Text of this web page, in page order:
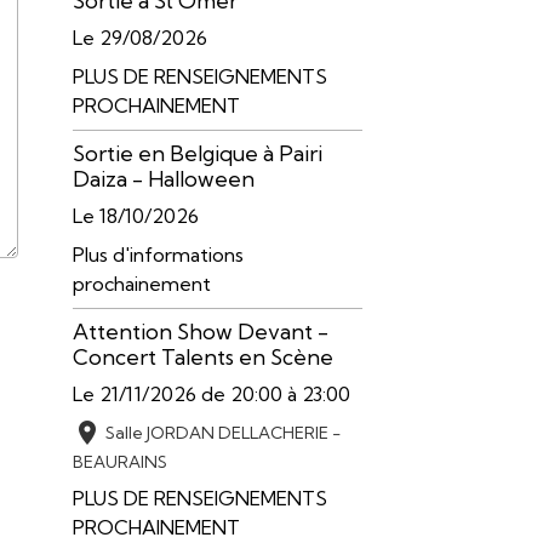
Le 29/08/2026
PLUS DE RENSEIGNEMENTS
PROCHAINEMENT
Sortie en Belgique à Pairi
Daiza - Halloween
Le 18/10/2026
Plus d'informations
prochainement
Attention Show Devant -
Concert Talents en Scène
Le 21/11/2026 de 20:00 à 23:00
Salle JORDAN DELLACHERIE -
BEAURAINS
PLUS DE RENSEIGNEMENTS
PROCHAINEMENT